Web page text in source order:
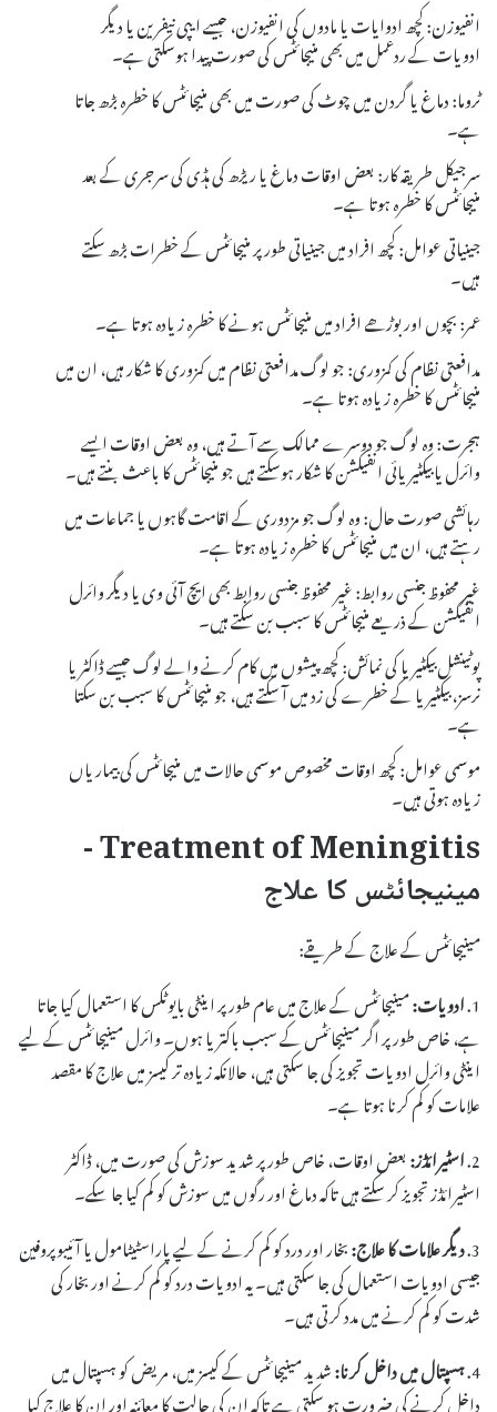
انفیوزن: کچھ ادوایات یا مادوں کی انفیوزن، جیسے ایپی نیفرین یا دیگر
ادویات کے ردعمل میں بھی منیجائٹس کی صورت پیدا ہوسکتی ہے۔
ٹروما: دماغ یا گردن میں چوٹ کی صورت میں بھی منیجائٹس کا خطرہ بڑھ جاتا
ہے۔
سرجیکل طریقہ کار: بعض اوقات دماغ یا ریڑھ کی ہڈی کی سرجری کے بعد
منیجائٹس کا خطرہ ہوتا ہے۔
جینیاتی عوامل: کچھ افراد میں جینیاتی طور پر منیجائٹس کے خطرات بڑھ سکتے
ہیں۔
عمر: بچوں اور بوڑھے افراد میں منیجائٹس ہونے کا خطرہ زیادہ ہوتا ہے۔
مدافعتی نظام کی کمزوری: جو لوگ مدافعتی نظام میں کمزوری کا شکار ہیں، ان میں
منیجائٹس کا خطرہ زیادہ ہوتا ہے۔
ہجرت: وہ لوگ جو دوسرے ممالک سے آتے ہیں، وہ بعض اوقات ایسے
وائرل یا بیکٹیریائی انفیکشن کا شکار ہوسکتے ہیں جو منیجائٹس کا باعث بنتے ہیں۔
رہائشی صورت حال: وہ لوگ جو مزدوری کے اقامت گاہوں یا جماعات میں
رہتے ہیں، ان میں منیجائٹس کا خطرہ زیادہ ہوتا ہے۔
غیر محفوظ جنسی روابط: غیر محفوظ جنسی روابط بھی ایچ آئی وی یا دیگر وائرل
انفیکشن کے ذریعے منیجائٹس کا سبب بن سکتے ہیں۔
پوٹینشل بیکٹیریا کی نمائش: کچھ پیشوں میں کام کرنے والے لوگ جیسے ڈاکٹر یا
نرسز، بیکٹیریا کے خطرے کی زد میں آ سکتے ہیں، جو منیجائٹس کا سبب بن سکتا
ہے۔
موسمی عوامل: کچھ اوقات مخصوص موسمی حالات میں منیجائٹس کی بیماریاں
زیادہ ہوتی ہیں۔
Treatment of Meningitis -
مینیجائٹس کا علاج
مینیجائٹس کے علاج کے طریقے:
1. ادویات:مینیجائٹس کے علاج میں عام طور پر اینٹی بایوٹکس کا استعمال کیا جاتا
ہے، خاص طور پر اگر مینیجائٹس کے سبب باکتریا ہوں۔ وائرل مینیجائٹس کے لیے
اینٹی وائرل ادویات تجویز کی جا سکتی ہیں، حالانکہ زیادہ تر کیسز میں علاج کا مقصد
علامات کو کم کرنا ہوتا ہے۔
2. اسٹیرائڈز:بعض اوقات، خاص طور پر شديد سوزش کی صورت میں، ڈاکٹر
اسٹیرائڈز تجویز کر سکتے ہیں تاکہ دماغ اور رگوں میں سوزش کو کم کیا جا سکے۔
3.دیگر علامات کا علاج:بخار اور درد کو کم کرنے کے لیے پاراسٹیٹامول یا آئیبوپروفین
جیسی ادویات استعمال کی جا سکتی ہیں۔ یہ ادویات درد کو کم کرنے اور بخار کی
شدت کو کم کرنے میں مدد کرتی ہیں۔
4.ہسپتال میں داخل کرنا:شدید مینیجائٹس کے کیسز میں، مریض کو ہسپتال میں
داخل کرنے کی ضرورت ہو سکتی ہے تاکہ ان کی حالت کا معائنہ اور ان کا علاج کیا